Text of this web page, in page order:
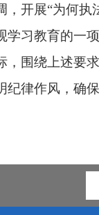
，开展“为何执
学习教育的一
，围绕上述要
纪律作风，确